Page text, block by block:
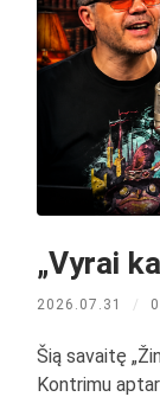
„Vyrai
2026.07.31 /
Šią savaitę
Kontrimu